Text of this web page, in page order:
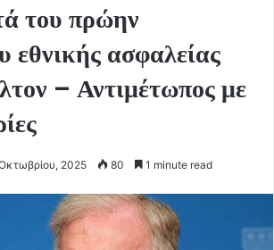
του πρώην
εθνικής ασφαλείας
– Αντιμέτωπος με
2025 80 1 minute read